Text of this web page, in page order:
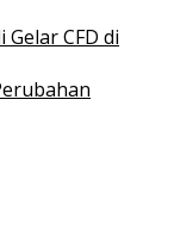
CFD di